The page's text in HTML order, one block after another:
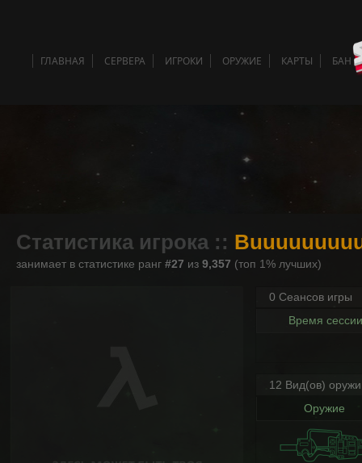
ГЛАВНАЯ СЕРВЕРА ИГРОКИ ОРУЖИЕ КАРТЫ БАН
Статистика игрока ::
занимает в статистике ранг #27 из 9,357 (топ 1% лучших)
0 Сеансов игры
Время
12 Вид(ов)
Оружие